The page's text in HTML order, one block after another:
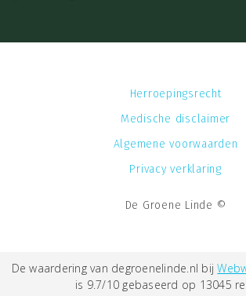
De Groene Linde ©
Herroepingsrecht
Medische disclaimer
Algemene voorwaarden
Privacy verklaring
De waardering van degroenelinde.nl bij
is 9.7/10 gebaseerd op 13045